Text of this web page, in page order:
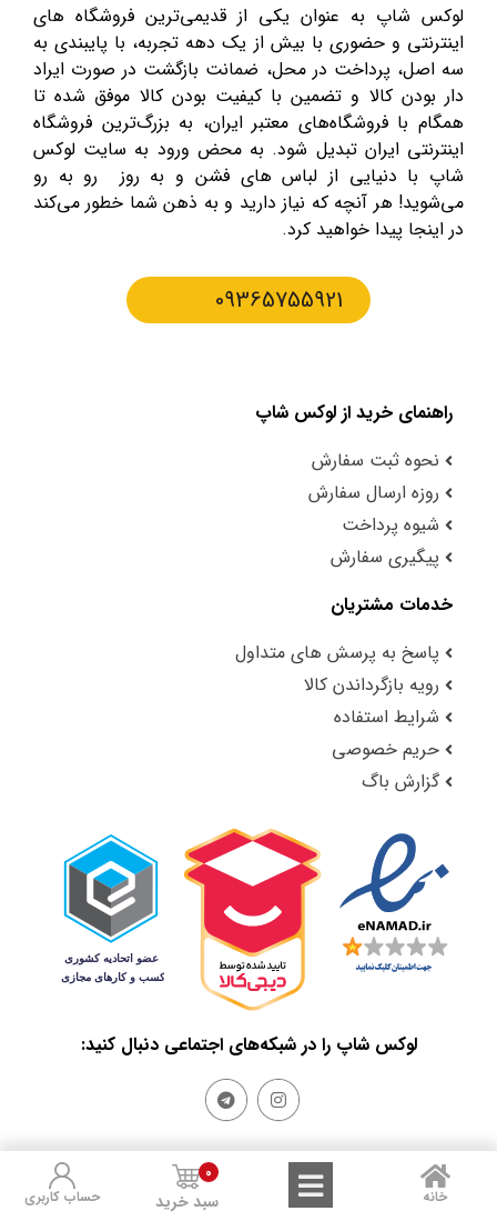
لوکس شاپ به عنوان یکی از قدیمی‌ترین فروشگاه های
اینترنتی و حضوری با بیش از یک دهه تجربه، با پایبندی به
سه اصل، پرداخت در محل، ضمانت بازگشت در صورت ایراد
دار بودن کالا و تضمین با کیفیت بودن کالا موفق شده تا
همگام با فروشگاه‌های معتبر ایران، به بزرگ‌ترین فروشگاه
اینترنتی ایران تبدیل شود. به محض ورود به سایت لوکس
شاپ با دنیایی از لباس های فشن و به روز رو به رو
می‌شوید! هر آنچه که نیاز دارید و به ذهن شما خطور می‌کند
در اینجا پیدا خواهید کرد.
09365755921
راهنمای خرید از لوکس شاپ
نحوه ثبت سفارش
روزه ارسال سفارش
شیوه پرداخت
پیگیری سفارش
خدمات مشتریان
پاسخ به پرسش های متداول
رویه بازگرداندن کالا
شرایط استفاده
حریم خصوصی
گزارش باگ
لوکس شاپ را در شبکه‌های اجتماعی دنبال کنید:
Privacy Policy
Terms of Use
Sales and Refunds
خانه سبد خرید
0
حساب کاربری